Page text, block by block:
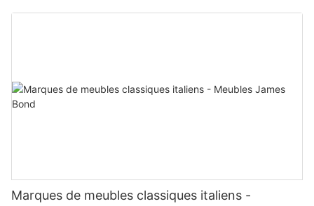
Marques de meubles classiques italiens -